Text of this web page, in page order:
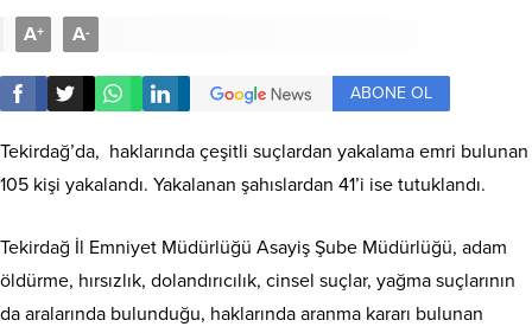
A+ A-
ABONE OL
Tekirdağ’da, haklarında çeşitli suçlardan yakalama emri bulunan
105 kişi yakalandı. Yakalanan şahıslardan 41’i ise tutuklandı.
Tekirdağ İl Emniyet Müdürlüğü Asayiş Şube Müdürlüğü, adam
öldürme, hırsızlık, dolandırıcılık, cinsel suçlar, yağma suçlarının
da aralarında bulunduğu, haklarında aranma kararı bulunan